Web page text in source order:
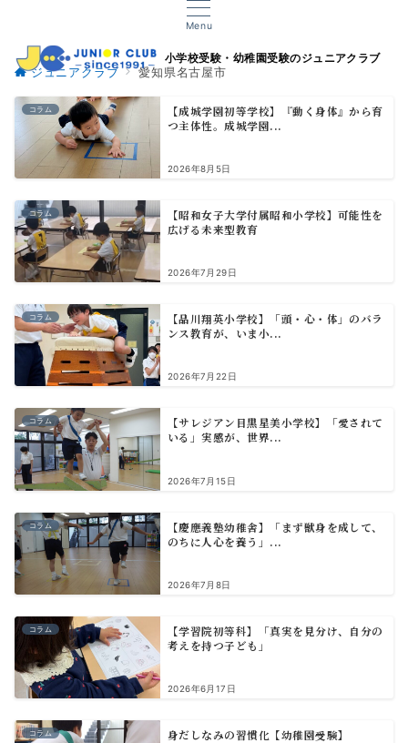
Menu
小学校受験・幼稚園受験のジュニアクラブ
ジュニアクラブ 愛知県名古屋市
コラム
【成城学園初等学校】『動く身体』から育
つ主体性。成城学園...
2026年8月5日
コラム
【昭和女子大学付属昭和小学校】可能性を
広げる未来型教育
2026年7月29日
コラム
【品川翔英小学校】「頭・心・体」のバラ
ンス教育が、いま小...
2026年7月22日
コラム
【サレジアン目黒星美小学校】「愛されて
いる」実感が、世界...
2026年7月15日
コラム
【慶應義塾幼稚舎】「まず獣身を成して、
のちに人心を養う」...
2026年7月8日
コラム
【学習院初等科】「真実を見分け、自分の
考えを持つ子ども」
2026年6月17日
コラム 身だしなみの習慣化【幼稚園受験】